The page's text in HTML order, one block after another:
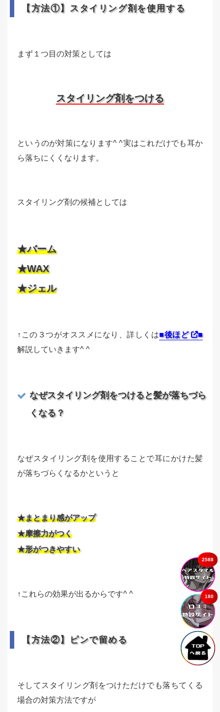
【方法①】スタイリング剤を使用する
まず１つ目の対策としては
スタイリング剤をつける
というのが対策になります^ ^実はこれだけでも耳か
ら落ちにくくなります。
スタイリング剤の候補としては
★バーム
★WAX
★ジェル
↑この３つがオススメになり、詳しくは■後ほど
■
解説していきます^ ^
なぜスタイリング剤をつけると髪が落ちづら
くなる？
なぜスタイリング剤を使用することで耳にかけた髪
が落ちづらくなるかというと
★まとまり感がアップ
★摩擦力がつく
★形がつきやすい
↑これらの効果が出るからです^ ^
【方法②】ピンで留める
そしてスタイリング剤をつけただけでも落ちてくる
場合の対策方法ですが
180
2588